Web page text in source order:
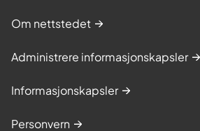
Om nettstedet
Administrere informasjonskapsler
Informasjonskapsler
Personvern